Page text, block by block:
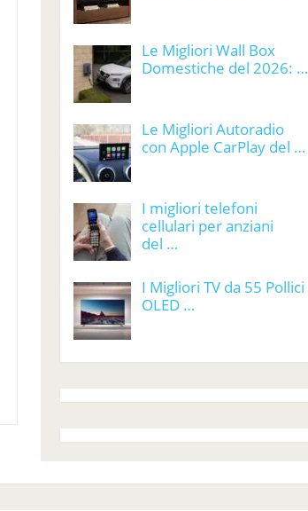
Le Migliori Wall Box
Domestiche del 2026: …
Le Migliori Autoradio
con Apple CarPlay del …
I migliori telefoni
cellulari per anziani
del …
I Migliori TV da 55 Pollici
OLED …